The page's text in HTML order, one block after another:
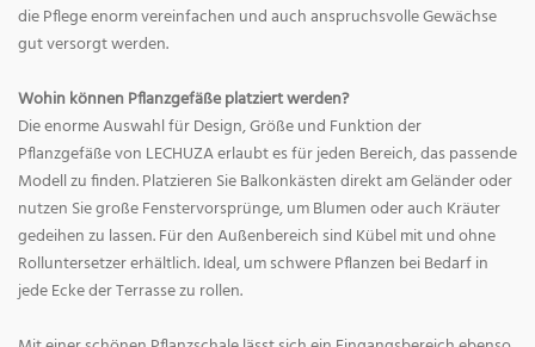
die Pflege enorm vereinfachen und auch anspruchsvolle Gewächse
gut versorgt werden.
Wohin können Pflanzgefäße platziert werden?
Die enorme Auswahl für Design, Größe und Funktion der
Pflanzgefäße von LECHUZA erlaubt es für jeden Bereich, das passende
Modell zu finden. Platzieren Sie Balkonkästen direkt am Geländer oder
nutzen Sie große Fenstervorsprünge, um Blumen oder auch Kräuter
gedeihen zu lassen. Für den Außenbereich sind Kübel mit und ohne
Rolluntersetzer erhältlich. Ideal, um schwere Pflanzen bei Bedarf in
jede Ecke der Terrasse zu rollen.